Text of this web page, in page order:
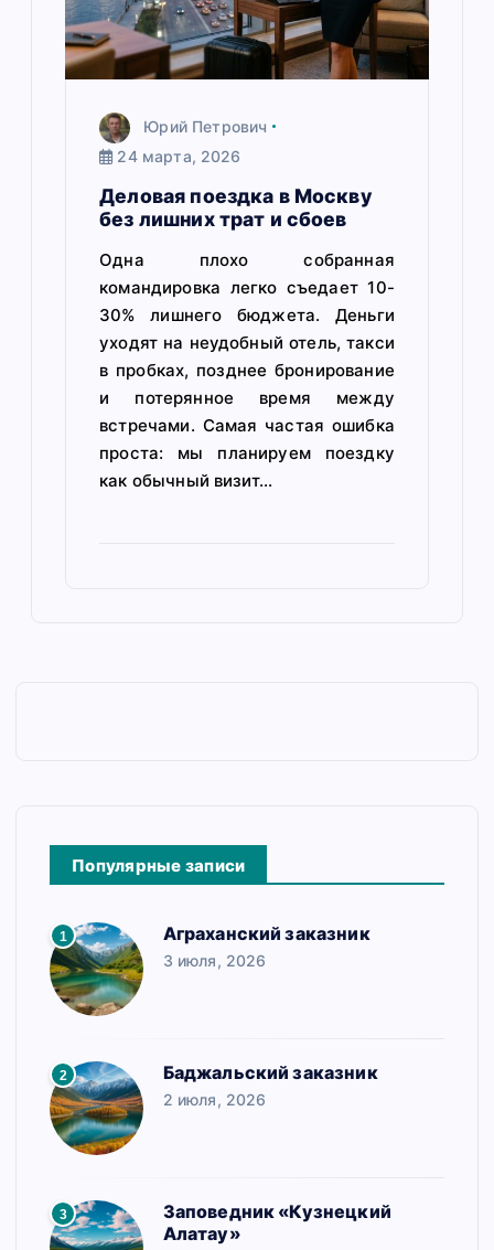
Юрий Петрович
24 марта, 2026
Деловая поездка в Москву
без лишних трат и сбоев
Одна плохо собранная
командировка легко съедает 10-
30% лишнего бюджета. Деньги
уходят на неудобный отель, такси
в пробках, позднее бронирование
и потерянное время между
встречами. Самая частая ошибка
проста: мы планируем поездку
как обычный визит…
Популярные записи
1 Аграханский заказник
3 июля, 2026
2 Баджальский заказник
2 июля, 2026
3
Заповедник «Кузнецкий
Алатау»